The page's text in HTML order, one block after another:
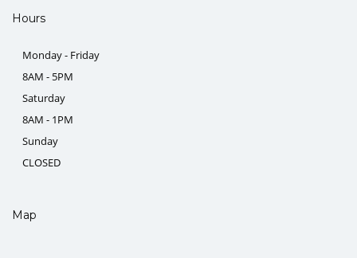
Hours
Monday - Friday
8AM - 5PM
Saturday
8AM - 1PM
Sunday
CLOSED
Map